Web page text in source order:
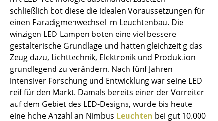
Aufbewahrungsboxen
Decken
Kissen
Teppiche
Vorhänge
... alle Accessoires
schließlich bot diese die idealen Voraussetzungen für
einen Paradigmenwechsel im Leuchtenbau. Die
winzigen LED-Lampen boten eine viel bessere
gestalterische Grundlage und hatten gleichzeitig das
Zeug dazu, Lichttechnik, Elektronik und Produktion
grundlegend zu verändern. Nach fünf Jahren
intensiver Forschung und Entwicklung war seine LED
reif für den Markt. Damals bereits einer der Vorreiter
auf dem Gebiet des LED-Designs, wurde bis heute
eine hohe Anzahl an Nimbus Leuchten bei gut 10.000